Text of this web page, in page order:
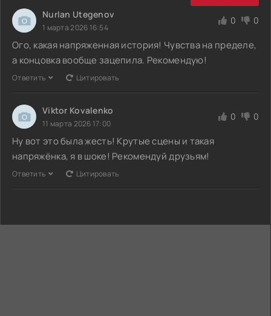
Nurlan Utegenov
1 марта 2026 16:54
0 0
Ого, какая напряженная история! Чувства на пределе,
а концовка вообще зацепила. Рекомендую!
Ответить Цитировать
Viktor Kovalenko
11 марта 2026 17:00
0 0
Ну вот это была жесть! Крутые сцены и такая
напряжёнка, я в шоке! Рекомендуй друзьям!
Ответить Цитировать